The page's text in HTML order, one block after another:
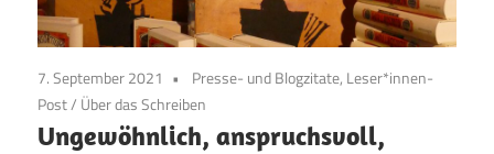
7. September 2021
Presse- und Blogzitate, Leser*innen-
Post/ Über das Schreiben
Ungewöhnlich, anspruchsvoll,